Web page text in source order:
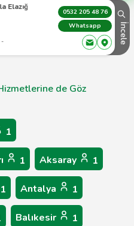
Ev Fiyatları
-
0532 205 48 76
Whatsapp
İncele
de Göz
1
1 Aksaray 1
1 Antalya 1
Balıkesir 1